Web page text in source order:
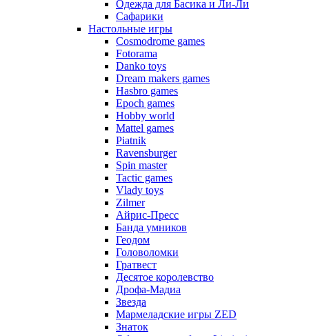
Одежда для Басика и Ли-Ли
Сафарики
Настольные игры
Cosmodrome games
Fotorama
Danko toys
Dream makers games
Hasbro games
Epoch games
Hobby world
Mattel games
Piatnik
Ravensburger
Spin master
Tactic games
Vlady toys
Zilmer
Айрис-Пресс
Банда умников
Геодом
Головоломки
Гратвест
Десятое королевство
Дрофа-Мадиа
Звезда
Мармеладские игры ZED
Знаток